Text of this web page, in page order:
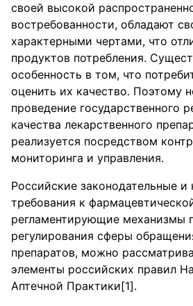
своей высокой
востребованности, обладают
характерными чертами, что
продуктов потребления.
особенность в том, что
оценить их качество. Поэтому
проведение государственного
качества лекарственного
реализуется посредством
мониторинга и управления.
Российские законодательные
требования к
регламентирующие механизмы
регулирования сферы
препаратов, можно
элементы российских правил
Аптечной Практики[1].